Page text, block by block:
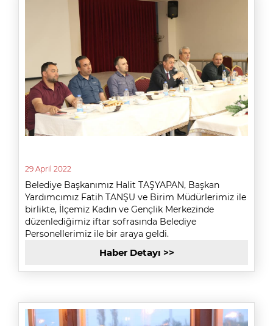
29 April 2022
Belediye Başkanımız Halit TAŞYAPAN, Başkan
Yardımcımız Fatih TANŞU ve Birim Müdürlerimiz ile
birlikte, İlçemiz Kadın ve Gençlik Merkezinde
düzenlediğimiz iftar sofrasında Belediye
Personellerimiz ile bir araya geldi.
Haber Detayı >>